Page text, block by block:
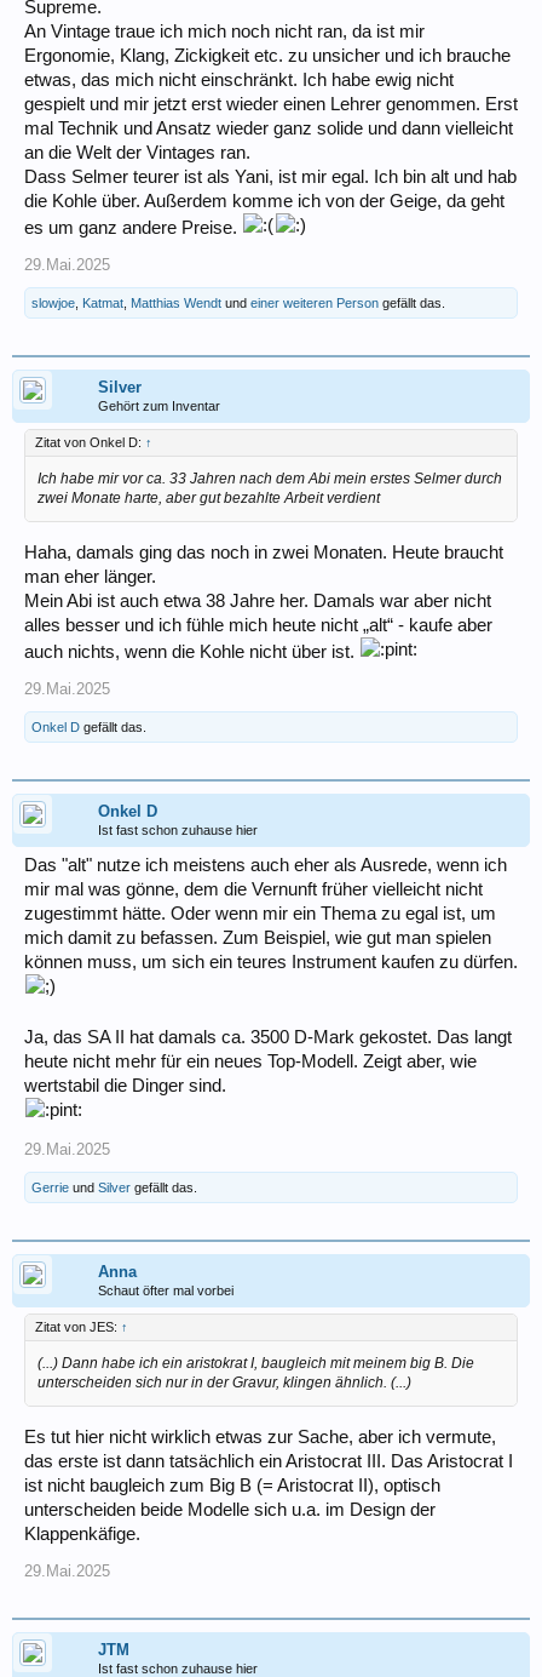
Supreme.
An Vintage traue ich mich noch nicht ran, da ist mir
Ergonomie, Klang, Zickigkeit etc. zu unsicher und ich brauche
etwas, das mich nicht einschränkt. Ich habe ewig nicht
gespielt und mir jetzt erst wieder einen Lehrer genommen. Erst
mal Technik und Ansatz wieder ganz solide und dann vielleicht
an die Welt der Vintages ran.
Dass Selmer teurer ist als Yani, ist mir egal. Ich bin alt und hab
die Kohle über. Außerdem komme ich von der Geige, da geht
es um ganz andere Preise.
29.Mai.2025
slowjoe Katmat Matthias Wendt und einer weiteren Person gefällt das.
Silver
Gehört zum Inventar
Zitat von Onkel D: ↑
Ich habe mir vor ca. 33 Jahren nach dem Abi mein erstes Selmer durch
zwei Monate harte, aber gut bezahlte Arbeit verdient
Haha, damals ging das noch in zwei Monaten. Heute braucht
man eher länger.
Mein Abi ist auch etwa 38 Jahre her. Damals war aber nicht
alles besser und ich fühle mich heute nicht „alt“ - kaufe aber
auch nichts, wenn die Kohle nicht über ist.
29.Mai.2025
Onkel D gefällt das.
Onkel D
Ist fast schon zuhause hier
Das "alt" nutze ich meistens auch eher als Ausrede, wenn ich
mir mal was gönne, dem die Vernunft früher vielleicht nicht
zugestimmt hätte. Oder wenn mir ein Thema zu egal ist, um
mich damit zu befassen. Zum Beispiel, wie gut man spielen
können muss, um sich ein teures Instrument kaufen zu dürfen.
Ja, das SA II hat damals ca. 3500 D-Mark gekostet. Das langt
heute nicht mehr für ein neues Top-Modell. Zeigt aber, wie
wertstabil die Dinger sind.
29.Mai.2025
Gerrie und Silver gefällt das.
Anna
Schaut öfter mal vorbei
Zitat von JES: ↑
(...) Dann habe ich ein aristokrat I, baugleich mit meinem big B. Die
unterscheiden sich nur in der Gravur, klingen ähnlich. (...)
Es tut hier nicht wirklich etwas zur Sache, aber ich vermute,
das erste ist dann tatsächlich ein Aristocrat III. Das Aristocrat I
ist nicht baugleich zum Big B (= Aristocrat II), optisch
unterscheiden beide Modelle sich u.a. im Design der
Klappenkäfige.
29.Mai.2025
JTM
Ist fast schon zuhause hier